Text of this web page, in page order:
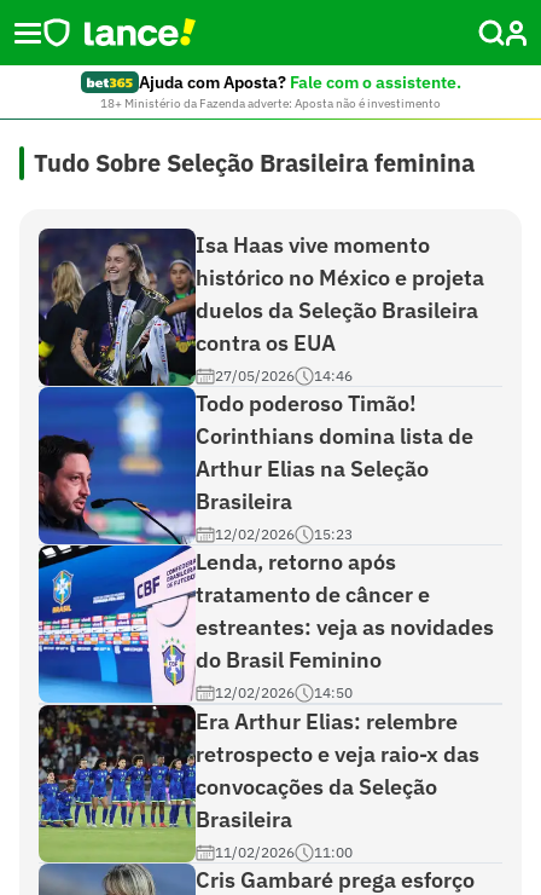
Ajuda com Aposta? Fale com o assistente.
18+ Ministério da Fazenda adverte: Aposta não é investimento
Tudo Sobre Seleção Brasileira feminina
Isa Haas vive momento
histórico no México e projeta
duelos da Seleção Brasileira
contra os EUA
27/05/2026 14:46
Todo poderoso Timão!
Corinthians domina lista de
Arthur Elias na Seleção
Brasileira
12/02/2026 15:23
Lenda, retorno após
tratamento de câncer e
estreantes: veja as novidades
do Brasil Feminino
12/02/2026 14:50
Era Arthur Elias: relembre
retrospecto e veja raio-x das
convocações da Seleção
Brasileira
11/02/2026 11:00
Cris Gambaré prega esforço